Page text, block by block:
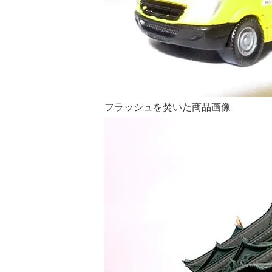
フラッシュを焚いた商品画像